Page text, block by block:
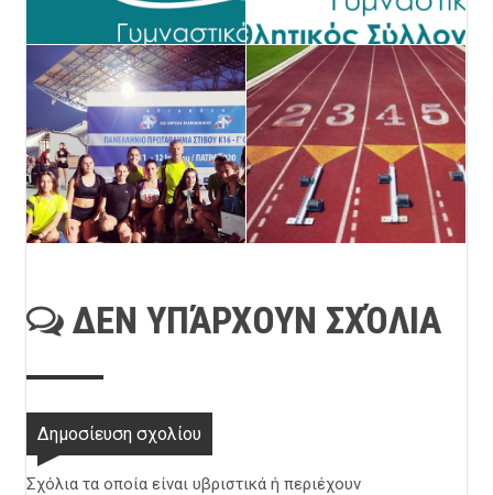
ΔΕΝ ΥΠΆΡΧΟΥΝ ΣΧΌΛΙΑ
Δημοσίευση σχολίου
Σχόλια τα οποία είναι υβριστικά ή περιέχουν